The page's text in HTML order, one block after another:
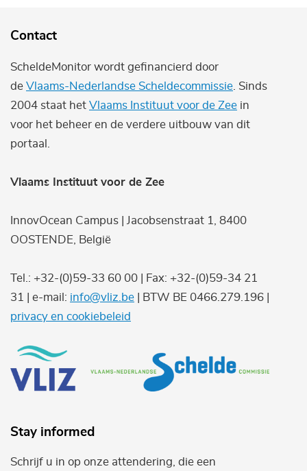
Contact
ScheldeMonitor wordt gefinancierd door
de Vlaams-Nederlandse Scheldecommissie . Sinds
2004 staat het Vlaams Instituut voor de Zee in
voor het beheer en de verdere uitbouw van dit
portaal.
Vlaams Instituut voor de Zee
InnovOcean Campus | Jacobsenstraat 1, 8400
OOSTENDE, België
Tel.: +32-(0)59-33 60 00 | Fax: +32-(0)59-34 21
31 | e-mail: info@vliz.be | BTW BE 0466.279.196 |
privacy en cookiebeleid
Stay informed
Schrijf u in op onze attendering, die een